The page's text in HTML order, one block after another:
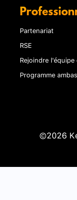
Partenariat
RSE
Rejoindre
Programme
©2026